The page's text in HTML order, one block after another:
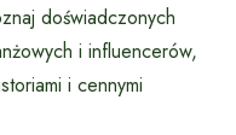
doświadczonych
i influencerów,
i cennymi